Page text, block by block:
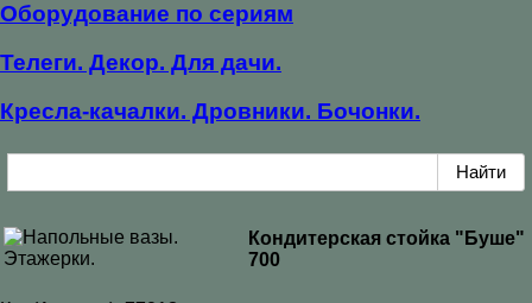
Оборудование по сериям
Телеги. Декор. Для дачи.
Кресла-качалки. Дровники. Бочонки.
Кондитерская стойка "Буше"
700